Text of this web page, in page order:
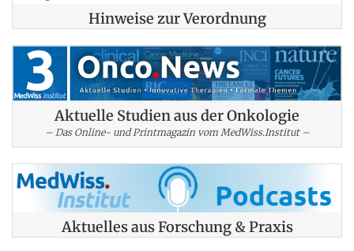
Hinweise zur Verordnung
Aktuelle Studien aus der Onkologie
– Das Online- und Printmagazin vom MedWiss.Institut –
Aktuelles aus Forschung & Praxis